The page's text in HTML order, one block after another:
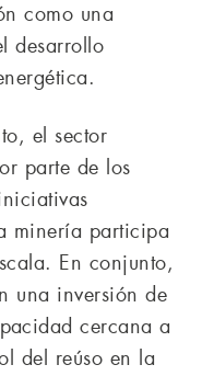
como una
desarrollo
el sector
parte de los
minería participa
En conjunto,
una inversión de
cercana a
del reúso en la